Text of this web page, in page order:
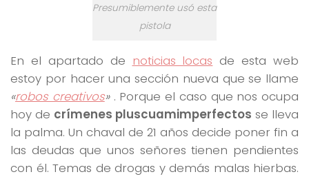
Presumiblemente usó esta
pistola
En el apartado de noticias locas de esta web
estoy por hacer una sección nueva que se llame
«robos creativos» . Porque el caso que nos ocupa
hoy de crímenes pluscuamimperfectos se lleva
la palma. Un chaval de 21 años decide poner fin a
las deudas que unos señores tienen pendientes
con él. Temas de drogas y demás malas hierbas.